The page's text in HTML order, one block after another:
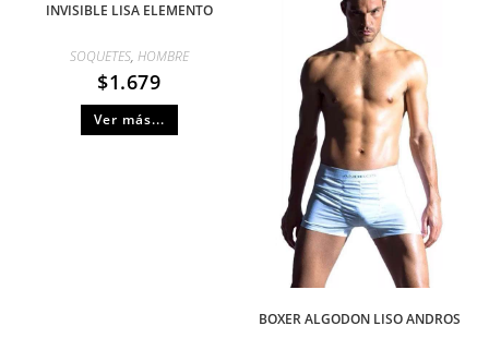
INVISIBLE LISA ELEMENTO
SOQUETES, HOMBRE
$1.679
Ver más...
BOXER ALGODON LISO ANDROS